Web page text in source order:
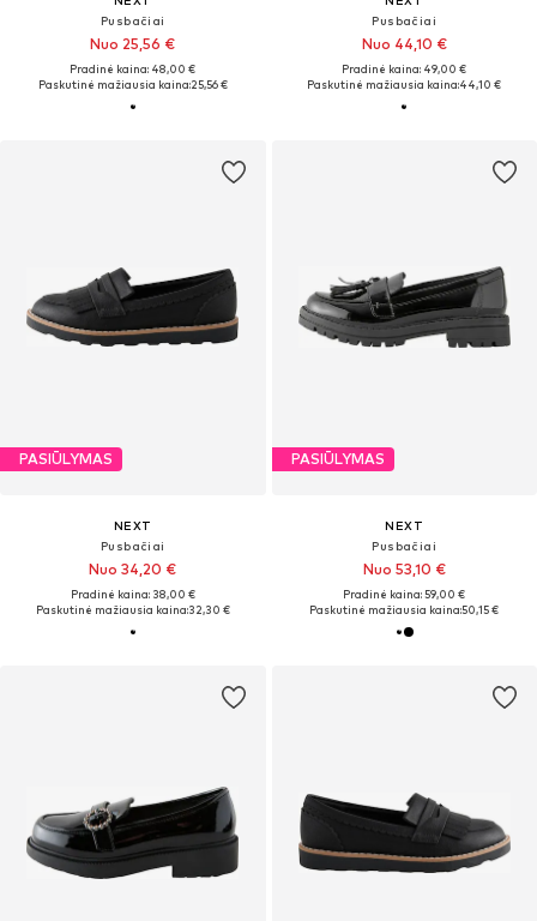
Pusbačiai
Nuo 25,56 €
Pradinė kaina: 48,00 €
Paskutinė mažiausia kaina:25,56 €
Pusbačiai
Nuo 44,10 €
Pradinė kaina: 49,00 €
Paskutinė mažiausia kaina:44,10 €
PASIŪLYMAS
NEXT
Pusbačiai
Nuo 34,20 €
Pradinė kaina: 38,00 €
Paskutinė mažiausia kaina:32,30 €
PASIŪLYMAS
NEXT
Pusbačiai
Nuo 53,10 €
Pradinė kaina: 59,00 €
Paskutinė mažiausia kaina:50,15 €